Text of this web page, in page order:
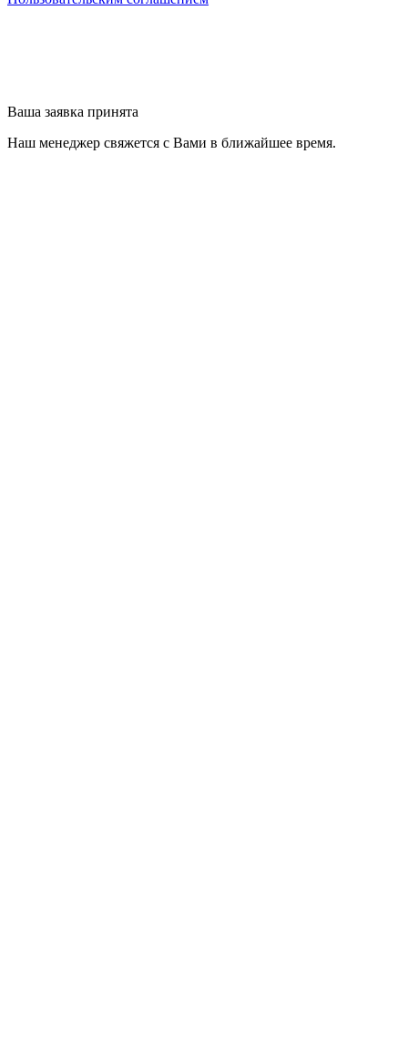
Ваша заявка принята
Наш менеджер свяжется с Вами в ближайшее время.